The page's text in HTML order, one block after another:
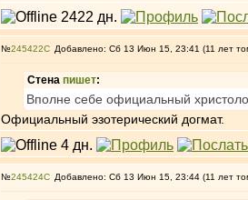
№245422 Добавлено: Сб 13 Июн 15, 23:41 (11 лет
Стена пишет:
Вполне себе официальный
Официальный эзотерический догмат.
№245424 Добавлено: Сб 13 Июн 15, 23:44 (11 лет